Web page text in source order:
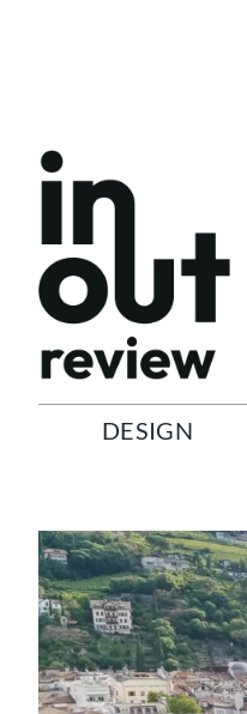
DESIGN